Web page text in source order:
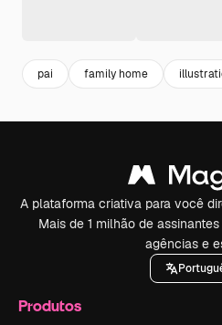
pai family home
A plataforma criativa para você
Mais de 1 milhão de
agências e
Produtos